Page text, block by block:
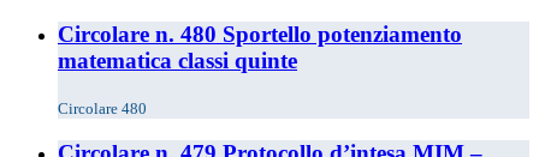
Circolare n. 480 Sportello potenziamento
matematica classi quinte
Circolare 480